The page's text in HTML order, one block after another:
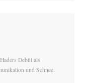
Debüt als
und Schnee.